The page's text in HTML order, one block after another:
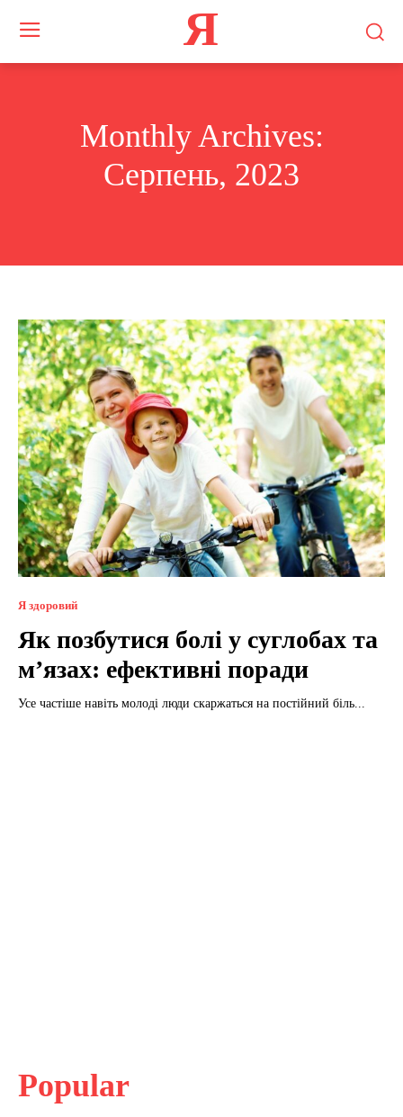
Я
Monthly Archives:
Серпень, 2023
Я здоровий
Як позбутися болі у суглобах та
м’язах: ефективні поради
Усе частіше навіть молоді люди скаржаться на постійний біль...
Popular